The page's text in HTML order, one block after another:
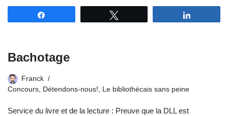
Bachotage
Franck
Concours Détendons-nous! Le bibliothécais sans peine
Service du livre et de la lecture : Preuve que la DLL est